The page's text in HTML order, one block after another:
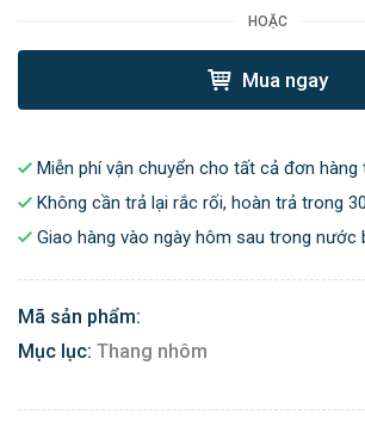
HOẶC
Mua ngay
Miễn phí vận chuyển cho tất cả đơn hàng
Không cần trả lại rắc rối, hoàn trả trong
Giao hàng vào ngày hôm sau trong nước
Mã sản phẩm:
Mục lục: Thang nhôm